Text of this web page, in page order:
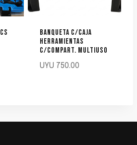
BANQUETA C/CAJA
HERRAMIENTAS
C/COMPART. MULTIUSO
UYU 750.00